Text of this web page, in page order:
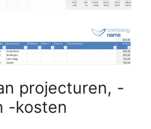
projecturen, -
-kosten